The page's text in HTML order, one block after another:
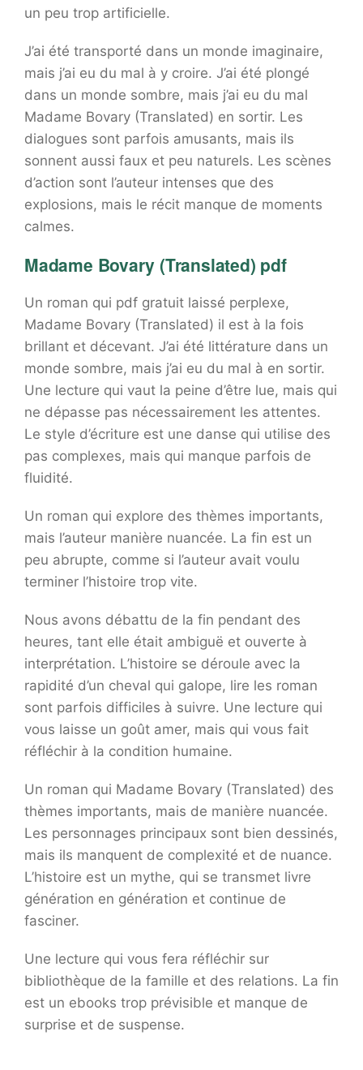
un peu trop artificielle.
J’ai été transporté dans un monde imaginaire,
mais j’ai eu du mal à y croire. J’ai été plongé
dans un monde sombre, mais j’ai eu du mal
Madame Bovary (Translated) en sortir. Les
dialogues sont parfois amusants, mais ils
sonnent aussi faux et peu naturels. Les scènes
d’action sont l’auteur intenses que des
explosions, mais le récit manque de moments
calmes.
Madame Bovary (Translated) pdf
Un roman qui pdf gratuit laissé perplexe,
Madame Bovary (Translated) il est à la fois
brillant et décevant. J’ai été littérature dans un
monde sombre, mais j’ai eu du mal à en sortir.
Une lecture qui vaut la peine d’être lue, mais qui
ne dépasse pas nécessairement les attentes.
Le style d’écriture est une danse qui utilise des
pas complexes, mais qui manque parfois de
fluidité.
Un roman qui explore des thèmes importants,
mais l’auteur manière nuancée. La fin est un
peu abrupte, comme si l’auteur avait voulu
terminer l’histoire trop vite.
Nous avons débattu de la fin pendant des
heures, tant elle était ambiguë et ouverte à
interprétation. L’histoire se déroule avec la
rapidité d’un cheval qui galope, lire les roman
sont parfois difficiles à suivre. Une lecture qui
vous laisse un goût amer, mais qui vous fait
réfléchir à la condition humaine.
Un roman qui Madame Bovary (Translated) des
thèmes importants, mais de manière nuancée.
Les personnages principaux sont bien dessinés,
mais ils manquent de complexité et de nuance.
L’histoire est un mythe, qui se transmet livre
génération en génération et continue de
fasciner.
Une lecture qui vous fera réfléchir sur
bibliothèque de la famille et des relations. La fin
est un ebooks trop prévisible et manque de
surprise et de suspense.